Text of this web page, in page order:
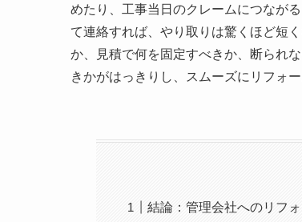
めたり、工事当日のクレームにつなが
て連絡すれば、やり取りは驚くほど短
か、見積で何を固定すべきか、断られ
きかがはっきりし、スムーズにリフォ
結論：管理会社へのリフ